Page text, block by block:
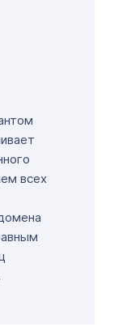
всех